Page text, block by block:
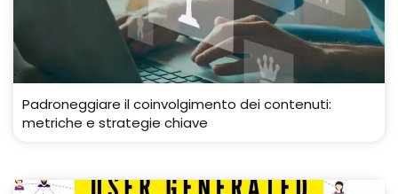
Padroneggiare il coinvolgimento dei contenuti:
metriche e strategie chiave